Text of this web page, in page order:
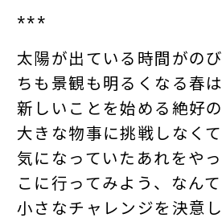
***
太陽が出ている時間がの
ちも景観も明るくなる春は
新しいことを始める絶好
大きな物事に挑戦しなく
気になっていたあれをや
こに行ってみよう、なんて
小さなチャレンジを決意